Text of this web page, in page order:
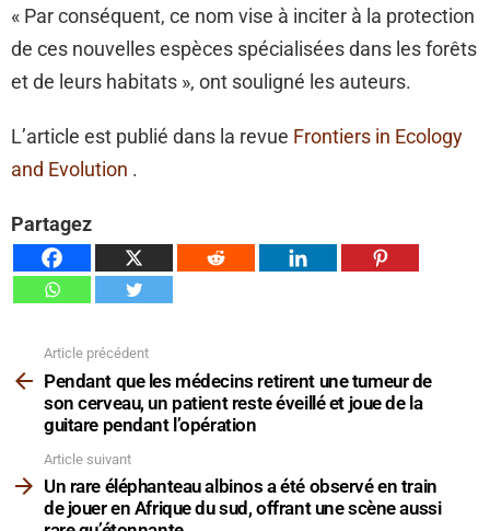
« Par conséquent, ce nom vise à inciter à la protection
de ces nouvelles espèces spécialisées dans les forêts
et de leurs habitats », ont souligné les auteurs.
L’article est publié dans la revue Frontiers in Ecology
and Evolution .
Partagez
plus
Article précédent
Pendant que les médecins retirent une tumeur de
son cerveau, un patient reste éveillé et joue de la
guitare pendant l’opération
Article suivant
Un rare éléphanteau albinos a été observé en train
de jouer en Afrique du sud, offrant une scène aussi